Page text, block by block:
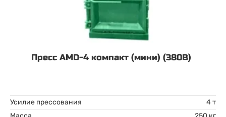
Пресс AMD-4 компакт (мини) (380В)
Усилие прессования
4 т